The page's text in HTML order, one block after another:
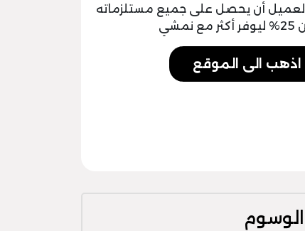
يصبح بمقدور العميل أن يحصل على جميع مستلزماته
اذهب الى الموقع
الوسوم